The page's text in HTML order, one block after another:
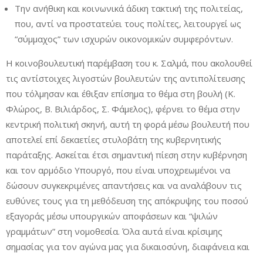
Την ανήθικη και κοινωνικά άδικη τακτική της πολιτείας,
που, αντί να προστατεύει τους πολίτες, λειτουργεί ως
“σύμμαχος” των ισχυρών οικονομικών συμφερόντων.
Η κοινοβουλευτική παρέμβαση του κ. Σαλμά, που ακολουθεί
τις αντίστοιχες λιγοστών βουλευτών της αντιπολίτευσης
που τόλμησαν και έθιξαν επίσημα το θέμα στη βουλή (Κ.
Φλώρος, Β. Βιλιάρδος, Σ. Φάμελος), φέρνει το θέμα στην
κεντρική πολιτική σκηνή, αυτή τη φορά μέσω βουλευτή που
αποτελεί επί δεκαετίες στυλοβάτη της κυβερνητικής
παράταξης. Ασκείται έτσι σημαντική πίεση στην κυβέρνηση
και τον αρμόδιο Υπουργό, που είναι υποχρεωμένοι να
δώσουν συγκεκριμένες απαντήσεις και να αναλάβουν τις
ευθύνες τους για τη μεθόδευση της απόκρυψης του ποσού
εξαγοράς μέσω υπουργικών αποφάσεων και “ψιλών
γραμμάτων” στη νομοθεσία. Όλα αυτά είναι κρίσιμης
σημασίας για τον αγώνα μας για δικαιοσύνη, διαφάνεια και